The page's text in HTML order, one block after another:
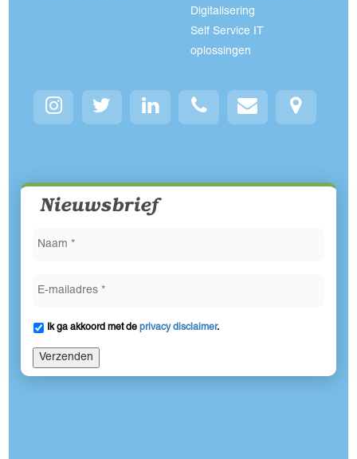
Digitalisering
Self Service IT
oplossingen
Nieuwsbrief
Ik ga akkoord met deprivacy disclaimer.
Verzenden